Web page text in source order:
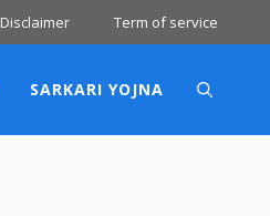
Disclaimer Term of service
SARKARI YOJNA